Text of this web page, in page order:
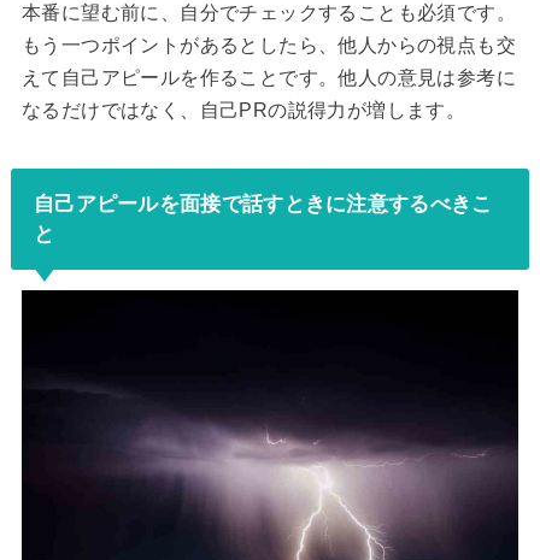
本番に望む前に、自分でチェックすることも必須です。
もう一つポイントがあるとしたら、他人からの視点も交
えて自己アピールを作ることです。他人の意見は参考に
なるだけではなく、自己PRの説得力が増します。
自己アピールを面接で話すときに注意するべきこ
と